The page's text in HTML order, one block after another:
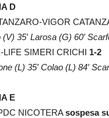
D
VIGOR
35′ Larosa (G) 60′
LIFE SIMERI CRICHI 1-2
(L) 35′ Colao (L) 84′
E
NICOTERAsospesa